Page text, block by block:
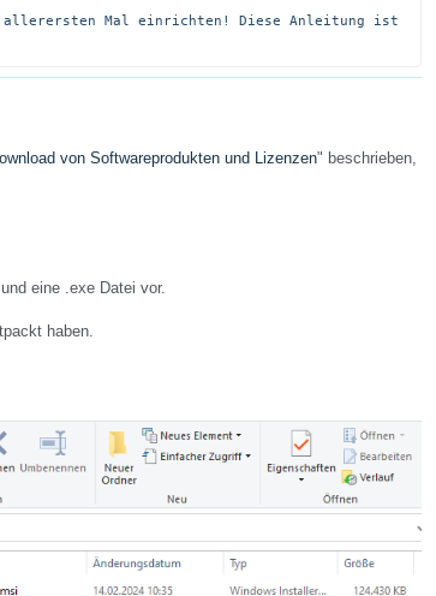
allerersten Mal einrichten! Diese Anleitung ist
von Softwareprodukten und Lizenzen" beschrieben,
eine .exe Datei vor.
haben.